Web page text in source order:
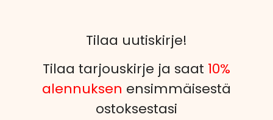
Tilaa uutiskirje!
Tilaa tarjouskirje ja saat 10%
alennuksen ensimmäisestä
ostoksestasi